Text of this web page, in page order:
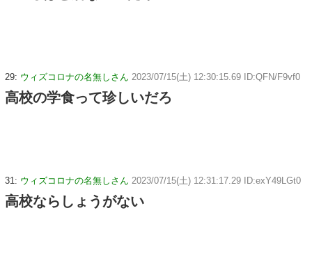
29: ウィズコロナの名無しさん 2023/07/15(土) 12:30:15.69 ID:QFN/F9vf0
高校の学食って珍しいだろ
31: ウィズコロナの名無しさん 2023/07/15(土) 12:31:17.29 ID:exY49LGt0
高校ならしょうがない